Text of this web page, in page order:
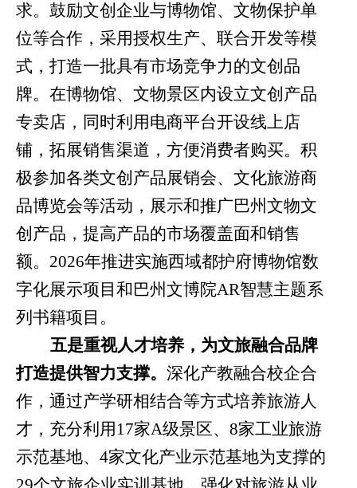
求。鼓励文创企业与博物馆、文物保护单
位等合作，采用授权生产、联合开发等模
式，打造一批具有市场竞争力的文创品
牌。在博物馆、文物景区内设立文创产品
专卖店，同时利用电商平台开设线上店
铺，拓展销售渠道，方便消费者购买。积
极参加各类文创产品展销会、文化旅游商
品博览会等活动，展示和推广巴州文物文
创产品，提高产品的市场覆盖面和销售
额。 2026年推进实施西域都护府博物馆数
字化展示项目和巴州文博院AR智慧主题系
列书籍项目。
五是重视人才培养，为文旅融合品牌
打造提供智力支撑。 深化产教融合校企合
作，通过产学研相结合等方式培养旅游人
才，充分利用 17家A级景区、 8家工业旅游
示范基地、 4家文化产业示范基地为支撑的